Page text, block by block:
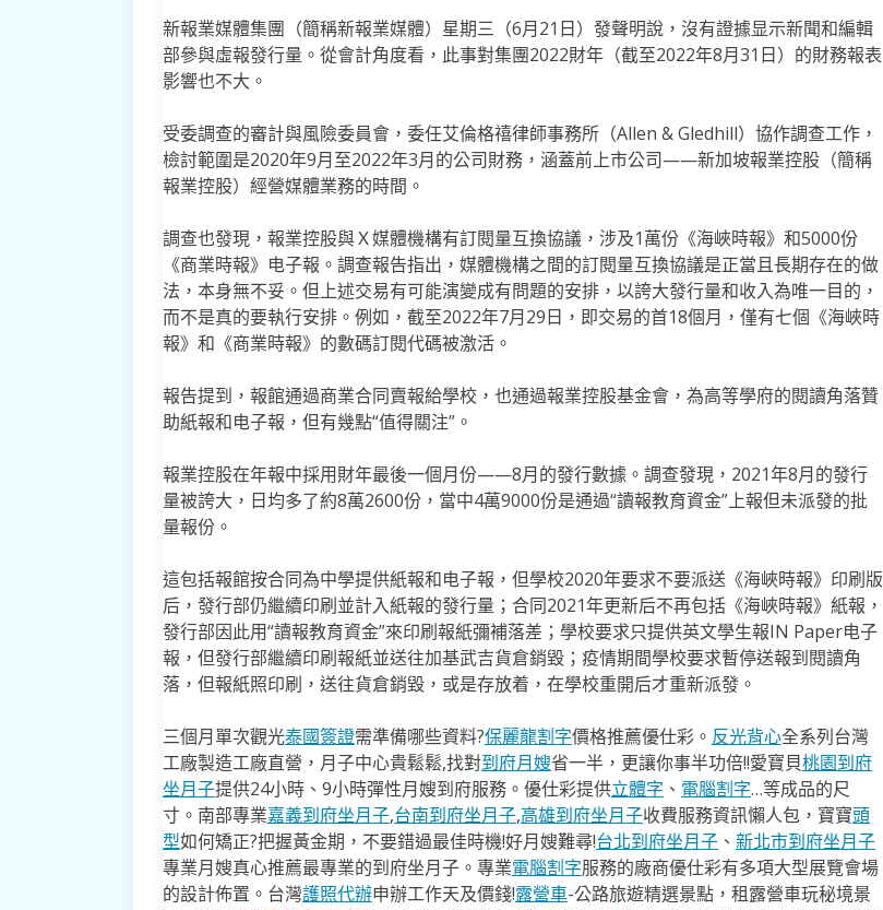
新報業媒體集團（簡稱新報業媒體）星期三（6月21日）發聲明說，沒有證據显示新聞和編輯
部參與虛報發行量。從會計角度看，此事對集團2022財年（截至2022年8月31日）的財務報表
影響也不大。
受委調查的審計與風險委員會，委任艾倫格禧律師事務所（Allen & Gledhill）協作調查工作，
檢討範圍是2020年9月至2022年3月的公司財務，涵蓋前上市公司——新加坡報業控股（簡稱
報業控股）經營媒體業務的時間。
調查也發現，報業控股與Ｘ媒體機構有訂閱量互換協議，涉及1萬份《海峽時報》和5000份
《商業時報》电子報。調查報告指出，媒體機構之間的訂閱量互換協議是正當且長期存在的做
法，本身無不妥。但上述交易有可能演變成有問題的安排，以誇大發行量和收入為唯一目的，
而不是真的要執行安排。例如，截至2022年7月29日，即交易的首18個月，僅有七個《海峽時
報》和《商業時報》的數碼訂閱代碼被激活。
報告提到，報館通過商業合同賣報給學校，也通過報業控股基金會，為高等學府的閱讀角落贊
助紙報和电子報，但有幾點“值得關注”。
報業控股在年報中採用財年最後一個月份——8月的發行數據。調查發現，2021年8月的發行
量被誇大，日均多了約8萬2600份，當中4萬9000份是通過“讀報教育資金”上報但未派發的批
量報份。
這包括報館按合同為中學提供紙報和电子報，但學校2020年要求不要派送《海峽時報》印刷版
后，發行部仍繼續印刷並計入紙報的發行量；合同2021年更新后不再包括《海峽時報》紙報，
發行部因此用“讀報教育資金”來印刷報紙彌補落差；學校要求只提供英文學生報IN Paper电子
報，但發行部繼續印刷報紙並送往加基武吉貨倉銷毀；疫情期間學校要求暫停送報到閱讀角
落，但報紙照印刷，送往貨倉銷毀，或是存放着，在學校重開后才重新派發。
三個月單次觀光泰國簽證需準備哪些資料?保麗龍割字價格推薦優仕彩。 反光背心全系列台灣
工廠製造工廠直營，月子中心貴鬆鬆,找對到府月嫂省一半，更讓你事半功倍!!愛寶貝桃園到府
坐月子提供24小時、9小時彈性月嫂到府服務。優仕彩提供立體字 、 電腦割字…等成品的尺
寸。南部專業嘉義到府坐月子,台南到府坐月子,高雄到府坐月子收費服務資訊懶人包，寶寶頭
型如何矯正?把握黃金期，不要錯過最佳時機!好月嫂難尋!台北到府坐月子、 新北市到府坐月子
專業月嫂真心推薦最專業的到府坐月子。專業電腦割字服務的廠商優仕彩有多項大型展覽會場
的設計佈置。台灣護照代辦申辦工作天及價錢!露營車-公路旅遊精選景點，租露營車玩秘境景